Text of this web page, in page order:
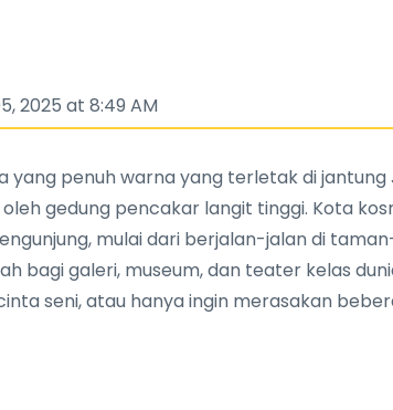
2025 at 8:49 AM
penuh warna yang terletak di
gedung pencakar langit tinggi. Kota
mulai dari berjalan-jalan di
bagi galeri, museum, dan teater kelas
seni, atau hanya ingin merasakan